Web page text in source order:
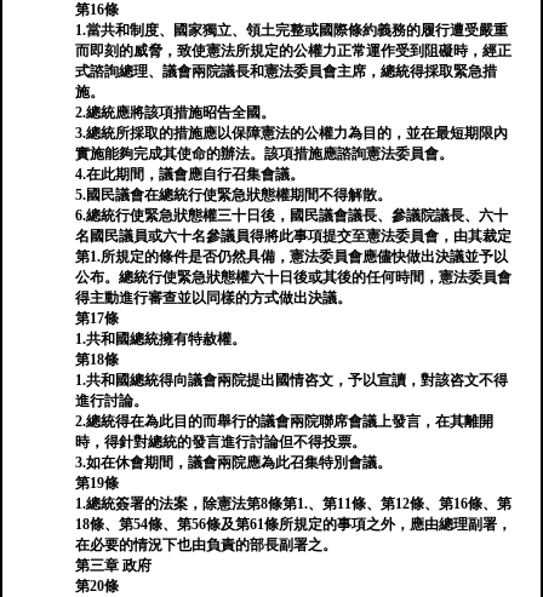
第16條
1.當共和制度、國家獨立、領土完整或國際條約義務的履行遭受嚴重
而即刻的威脅，致使憲法所規定的公權力正常運作受到阻礙時，經正
式諮詢總理、議會兩院議長和憲法委員會主席，總統得採取緊急措
施。
2.總統應將該項措施昭告全國。
3.總統所採取的措施應以保障憲法的公權力為目的，並在最短期限內
實施能夠完成其使命的辦法。該項措施應諮詢憲法委員會。
4.在此期間，議會應自行召集會議。
5.國民議會在總統行使緊急狀態權期間不得解散。
6.總統行使緊急狀態權三十日後，國民議會議長、參議院議長、六十
名國民議員或六十名參議員得將此事項提交至憲法委員會，由其裁定
第1.所規定的條件是否仍然具備，憲法委員會應儘快做出決議並予以
公布。總統行使緊急狀態權六十日後或其後的任何時間，憲法委員會
得主動進行審查並以同樣的方式做出決議。
第17條
1.共和國總統擁有特赦權。
第18條
1.共和國總統得向議會兩院提出國情咨文，予以宣讀，對該咨文不得
進行討論。
2.總統得在為此目的而舉行的議會兩院聯席會議上發言，在其離開
時，得針對總統的發言進行討論但不得投票。
3.如在休會期間，議會兩院應為此召集特別會議。
第19條
1.總統簽署的法案，除憲法第8條第1.、第11條、第12條、第16條、第
18條、第54條、第56條及第61條所規定的事項之外，應由總理副署，
在必要的情況下也由負責的部長副署之。
第三章 政府
第20條